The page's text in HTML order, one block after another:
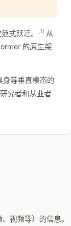
式跃迁。 [1] 从
的原生架
等垂直模态的
究者和从业者
视频等）的信息。